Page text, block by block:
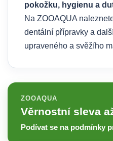
pokožku, hygienu a
Na ZOOAQUA
dentální přípravky a
upraveného a svěžího
ZOOAQUA
Věrnostní sleva
Podívat se na podmínky